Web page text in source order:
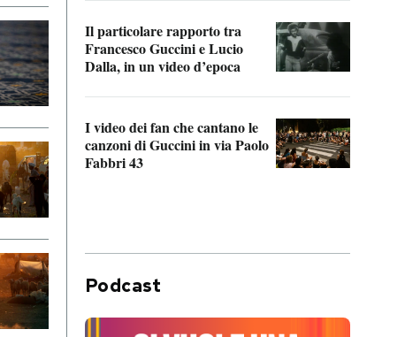
Il particolare rapporto tra
Francesco Guccini e Lucio
Dalla, in un video d’epoca
I video dei fan che cantano le
canzoni di Guccini in via Paolo
Fabbri 43
Podcast